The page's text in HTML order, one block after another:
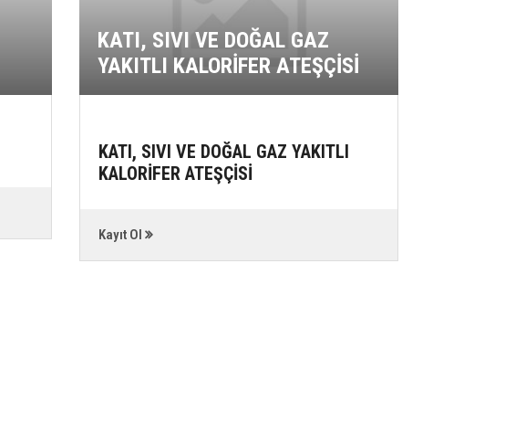
KATI, SIVI VE DOĞAL GAZ
YAKITLI KALORİFER ATEŞÇİSİ
KATI, SIVI VE DOĞAL GAZ YAKITLI
KALORİFER ATEŞÇİSİ
Kayıt Ol